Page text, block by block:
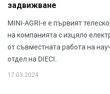
задвижване
MINI-AGRI-е е първият
на компанията с изцяло
от съвместната работа на
отдел на DIECI.
17.03.2024